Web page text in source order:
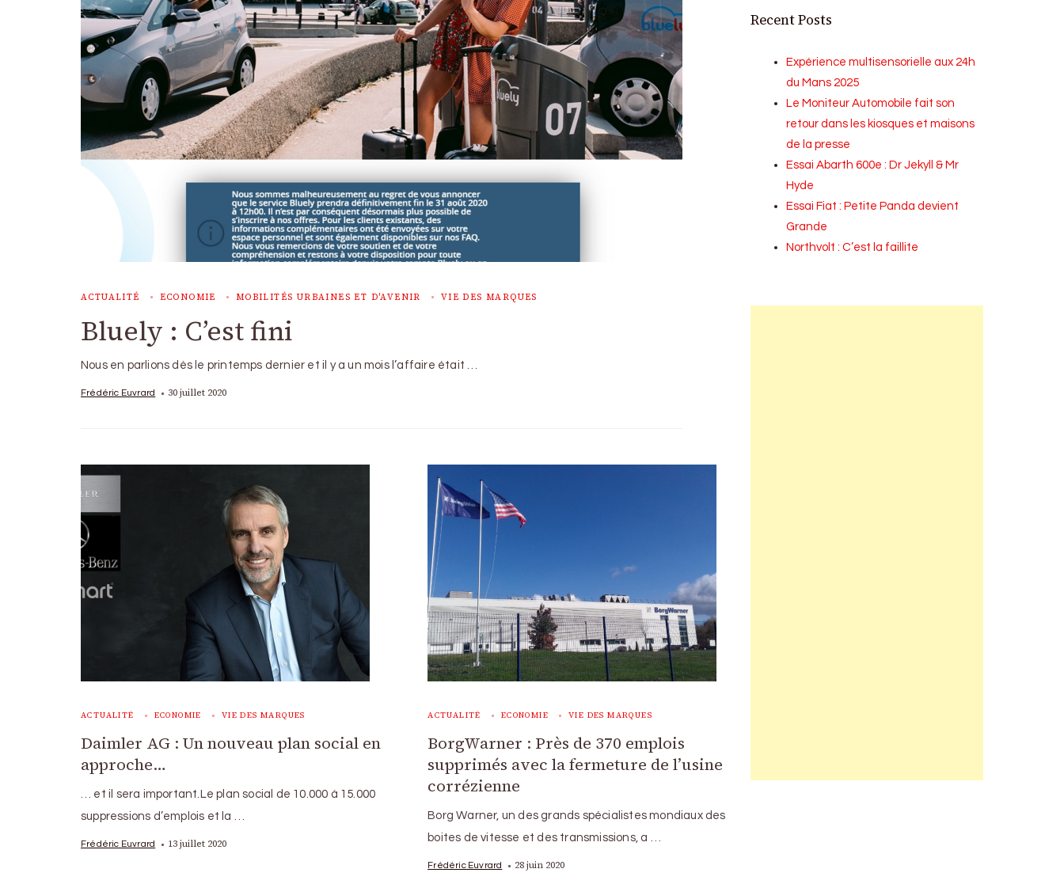
ACTUALITÉ ECONOMIE MOBILITÉS URBAINES ET D'AVENIR VIE DES MARQUES
Bluely : C’est fini
Nous en parlions dès le printemps dernier et il y a un mois l’affaire était …
Frédéric Euvrard 30 juillet 2020
ACTUALITÉ ECONOMIE VIE DES MARQUES
Daimler AG : Un nouveau plan social en
approche…
… et il sera important.Le plan social de 10.000 à 15.000
suppressions d’emplois et la …
Frédéric Euvrard 13 juillet 2020
ACTUALITÉ ECONOMIE VIE DES MARQUES
BorgWarner : Près de 370 emplois
supprimés avec la fermeture de l’usine
corrézienne
Borg Warner, un des grands spécialistes mondiaux des
boites de vitesse et des transmissions, a …
Frédéric Euvrard 28 juin 2020
Recent Posts
Expérience multisensorielle aux 24h
du Mans 2025
Le Moniteur Automobile fait son
retour dans les kiosques et maisons
de la presse
Essai Abarth 600e : Dr Jekyll & Mr
Hyde
Essai Fiat : Petite Panda devient
Grande
Northvolt : C’est la faillite